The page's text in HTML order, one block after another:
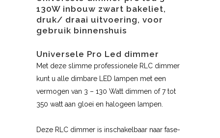
130W inbouw zwart bakeliet,
druk/ draai uitvoering, voor
gebruik binnenshuis
Universele Pro Led dimmer
Met deze slimme professionele RLC dimmer
kunt u alle dimbare LED lampen met een
vermogen van 3 – 130 Watt dimmen of 7 tot
350 watt aan gloei en halogeen lampen.
Deze RLC dimmer is inschakelbaar naar fase-